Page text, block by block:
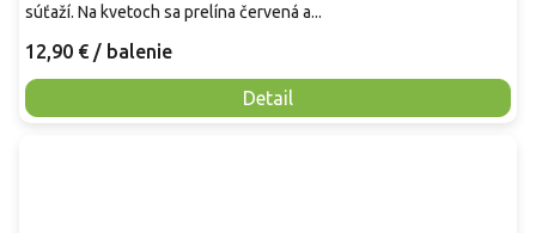
12,90 € / balenie
Detail
súťaží. Na kvetoch sa prelína červená a...